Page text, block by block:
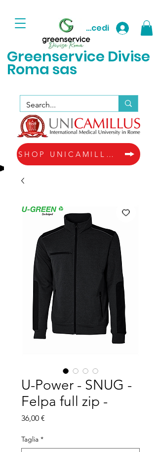
Greenservice Divise
Roma sas
Accedi
SHOP UNICAMILLUS
U-Power - SNUG -
Felpa full zip -
36,00 €
Taglia *